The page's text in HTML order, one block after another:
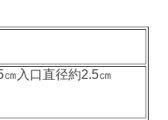
入口直径約2.5㎝